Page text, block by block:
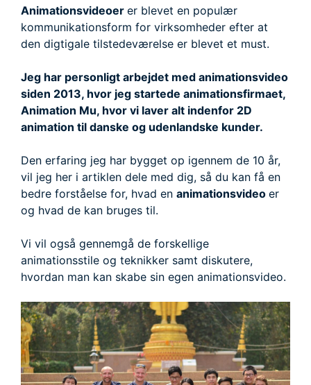
Animationsvideoer er blevet en populær
kommunikationsform for virksomheder efter at
den digtigale tilstedeværelse er blevet et must.
Jeg har personligt arbejdet med animationsvideo
siden 2013, hvor jeg startede animationsfirmaet,
Animation Mu, hvor vi laver alt indenfor 2D
animation til danske og udenlandske kunder.
Den erfaring jeg har bygget op igennem de 10 år,
vil jeg her i artiklen dele med dig, så du kan få en
bedre forståelse for, hvad en animationsvideo er
og hvad de kan bruges til.
Vi vil også gennemgå de forskellige
animationsstile og teknikker samt diskutere,
hvordan man kan skabe sin egen animationsvideo.